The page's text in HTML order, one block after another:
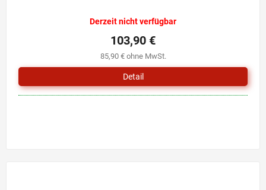
Derzeit nicht verfügbar
85,90 € ohne MwSt.
103,90 €
Detail